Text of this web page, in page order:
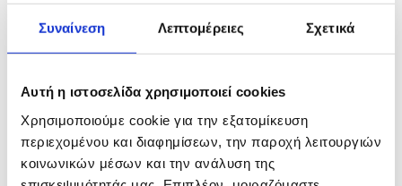
Συναίνεση Λεπτομέρειες Σχετικά
Αυτή η ιστοσελίδα χρησιμοποιεί cookies
Χρησιμοποιούμε cookie για την εξατομίκευση
περιεχομένου και διαφημίσεων, την παροχή λειτουργιών
κοινωνικών μέσων και την ανάλυση της
λογοθεραπεία, εργοθεραπεία, ειδική διαπαιδαγώγηση και
ψυχολογική υποστήριξη μπορούν να βοηθήσουν στην
ενίσχυση δεξιοτήτων και στην ενσωμάτωση του παιδιού
Στο Πλευρό των Οικογενειών
Οι γονείς και οι φροντιστές παιδιών με αυτισμό παίζουν
κεντρικό ρόλο. Η στήριξη προς την οικογένεια, η
ενημέρωση και η συνεργασία με τους ειδικούς είναι